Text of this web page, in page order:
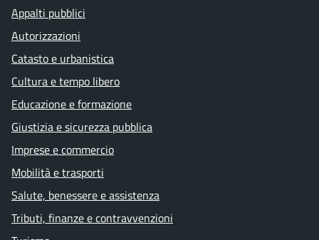
Appalti pubblici
Autorizzazioni
Catasto e urbanistica
Cultura e tempo libero
Educazione e formazione
Giustizia e sicurezza pubblica
Imprese e commercio
Mobilità e trasporti
Salute, benessere e assistenza
Tributi, finanze e contravvenzioni